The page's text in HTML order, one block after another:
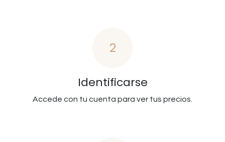
2
Identificarse
Accede con tu cuenta para ver tus precios.